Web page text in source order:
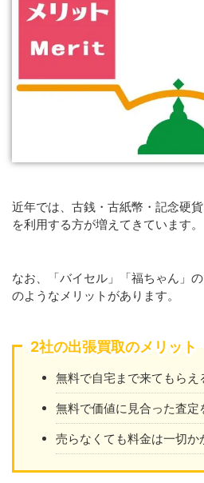
近年では、古銭・古紙幣・記念硬
を利用する方が増えてきています。
なお、「バイセル」「福ちゃん」
のようなメリットがあります。
2社の出張買取のメリット
無料で自宅まで来てもらえ
無料で価値に見合った査定
売らなくても料金は一切か